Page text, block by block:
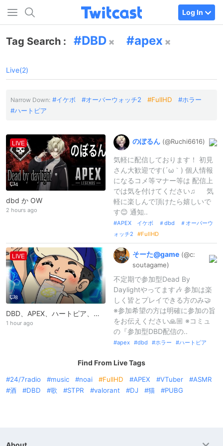
Log In
Tag Search : DBD apex
Live(2)
Narrow Down: イケボ オーバーウォッチ2 FullHD
ホラー
ハートピア
LIVE
4
dbd か OW
2 hours ago
のぼるん (@Ruchi6616)
気軽に配信しております！ 初見
さん大歓迎です(´ω｀) 個人情報
になるコメ等マナー等は 配信上
では気を付けてください♫ 気
軽に楽しんで頂けたら嬉しいで
す😊 通知..
APEX イケボ ＃dbd ＃オーバーウ
ォッチ2
FullHD
LIVE
8
DBD、APEX、ハートピア、ホラゲ、その他🎮🍻
1 hour ago
そーた@game (@c:
soutagame)
不定期で参加型Dead By
Daylightやってます🎶 参加は楽
しく皆とプレイできる方のみ🤝
※参加希望の方は明確に参加の旨
をお伝えください🙏🏼 ※コミュ
の『参加型DBD配信の..
apex dbd ホラー ハートピア
Find From Live Tags
24/7radio music noai FullHD APEX VTuber
ASMR
酒
DBD 歌 STPR valorant DJ 猫 PUBG